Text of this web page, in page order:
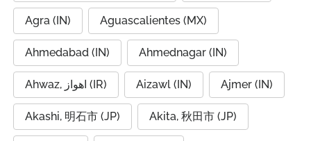
Agra (IN) Aguascalientes (MX)
Ahmedabad (IN) Ahmednagar (IN)
Ahwaz, اهواز (IR) Aizawl (IN) Ajmer (IN)
Akashi, 明石市 (JP) Akita, 秋田市 (JP)